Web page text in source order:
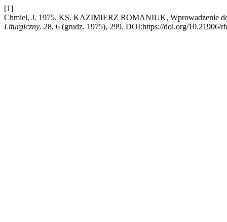
[1]
Chmiel, J. 1975. KS. KAZIMIERZ ROMANIUK, Wprowadzenie
Liturgiczny. 28, 6 (grudz. 1975), 299. DOI:https://doi.org/10.21906/